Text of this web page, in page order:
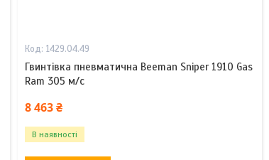
1429.04.49
Гвинтівка пневматична Beeman Sniper 1910 Gas
Ram 305 м/с
8 463 ₴
В наявності